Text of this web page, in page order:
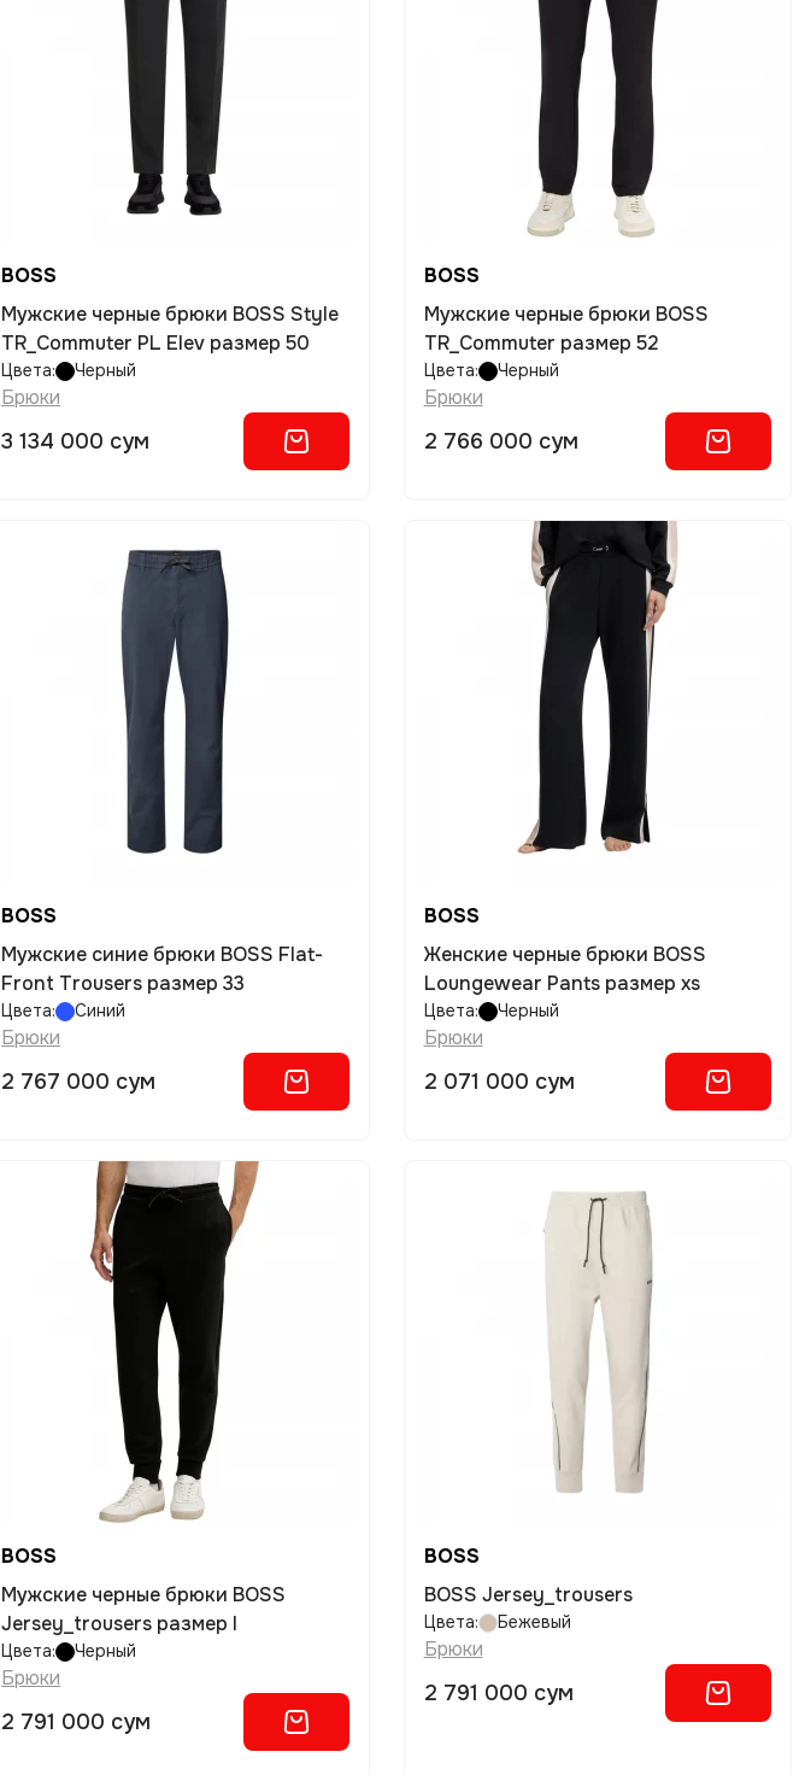
BOSS
Мужские черные брюки BOSS Style
TR_Commuter PL Elev размер 50
Цвета: Черный
Брюки
3 134 000 сум
BOSS
Мужские черные брюки BOSS
TR_Commuter размер 52
Цвета: Черный
Брюки
2 766 000 сум
BOSS
Мужские синие брюки BOSS Flat-
Front Trousers размер 33
Цвета: Синий
Брюки
2 767 000 сум
BOSS
Женские черные брюки BOSS
Loungewear Pants размер xs
Цвета: Черный
Брюки
2 071 000 сум
BOSS
Мужские черные брюки BOSS
Jersey_trousers размер l
Цвета: Черный
Брюки
2 791 000 сум
BOSS
BOSS Jersey_trousers
Цвета: Бежевый
Брюки
2 791 000 сум